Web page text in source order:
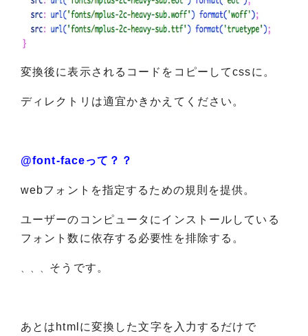
変換後に表示されるコードをコピーしてcssに。
ディレクトリは適宜かきかえてください。
@font-faceって？？
webフォントを指定するための規則を提供。
ユーザーのコンピュータにインストールしている
フォント数に依存する必要性を排除する。
、、、 そうです。
​あとはhtmlに変換した文字を入力するだけで